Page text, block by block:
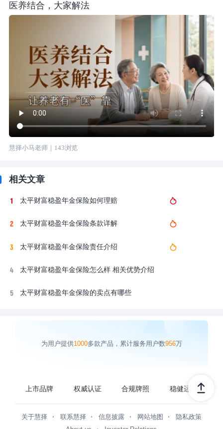
医养结合，大家解法
慧择小马老师｜ 143浏览
相关文章
太平财富稳盈年金保险如何理赔
太平财富稳盈年金保险条款详解
太平财富稳盈年金保险责任介绍
太平财富稳盈年金保险怎么样 相关优势介绍
太平财富稳盈年金保险的卖点有哪些
为用户提供1000多款产品，累计服务用户数956万
上市品牌 权威认证 合规牌照 稳健运营
关于慧择 联系慧择 信息披露 网站地图
隐私政策